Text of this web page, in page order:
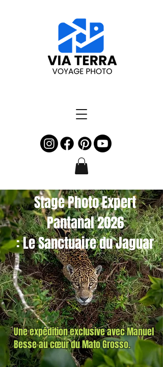
Stage Photo Expert
Pantanal 2026
: Le Sanctuaire du Jaguar
Une expédition exclusive avec Manuel
Besse au cœur du Mato Grosso.